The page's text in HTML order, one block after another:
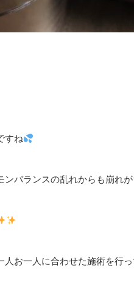
すね
バランスの乱れからも崩れ
お一人に合わせた施術を行